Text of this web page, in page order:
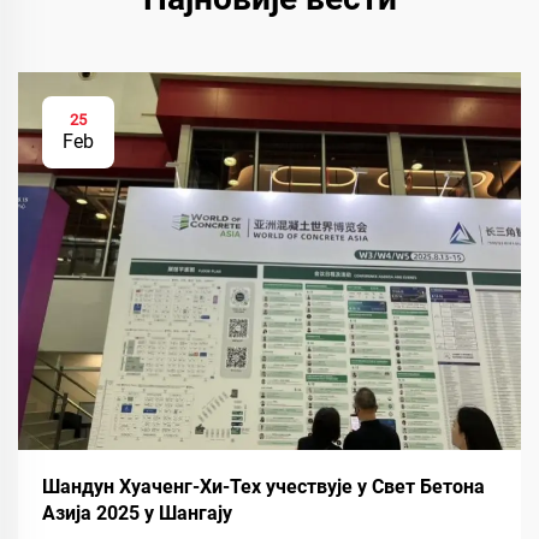
25
Feb
Шандун Хуаченг-Хи-Тех учествује у Свет Бетона
Азија 2025 у Шангају